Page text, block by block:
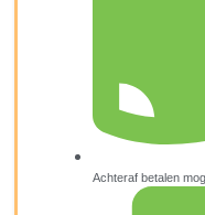
Achteraf betalen